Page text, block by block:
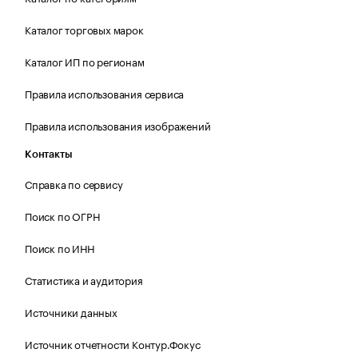
Каталог торговых марок
Каталог ИП по регионам
Правила использования сервиса
Правила использования изображений
Контакты
Справка по сервису
Поиск по ОГРН
Поиск по ИНН
Статистика и аудитория
Источники данных
Источник отчетности Контур.Фокус